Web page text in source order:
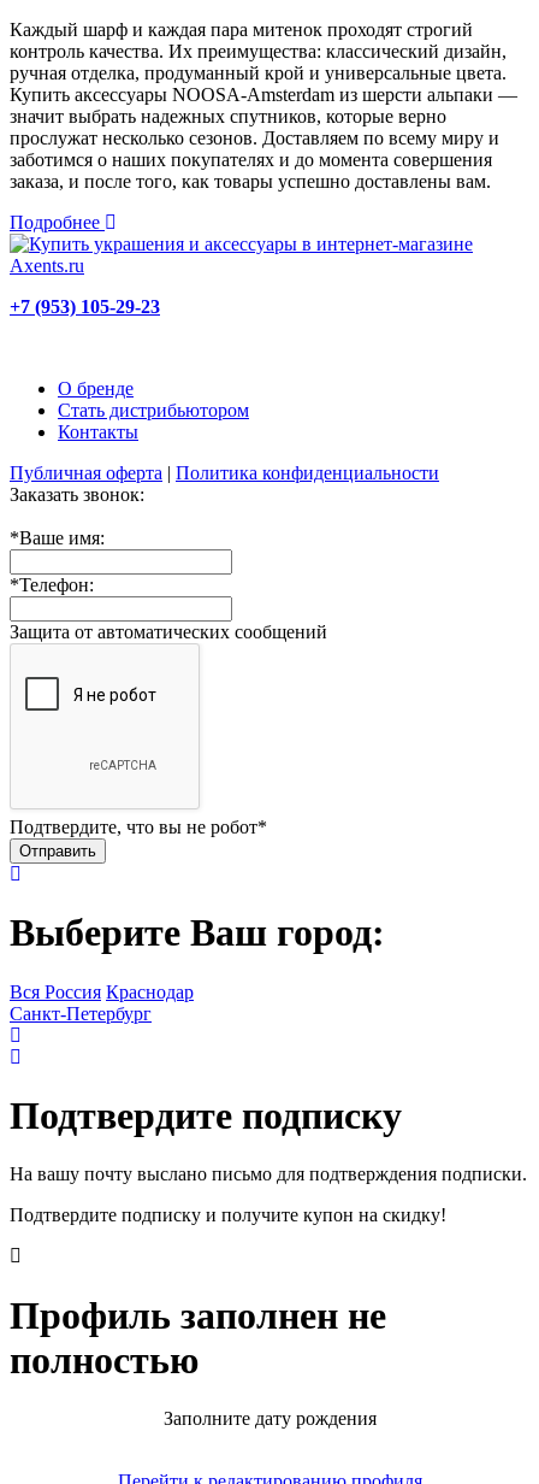
Каждый шарф и каждая пара митенок проходят строгий
контроль качества. Их преимущества: классический дизайн,
ручная отделка, продуманный крой и универсальные цвета.
Купить аксессуары NOOSA-Amsterdam из шерсти альпаки —
значит выбрать надежных спутников, которые верно
прослужат несколько сезонов. Доставляем по всему миру и
заботимся о наших покупателях и до момента совершения
заказа, и после того, как товары успешно доставлены вам.
Подробнее
+7 (953) 105-29-23
О бренде
Стать дистрибьютором
Контакты
Публичная оферта | Политика конфиденциальности
Заказать звонок:
*Ваше имя:
*Телефон:
Защита от автоматических сообщений
Подтвердите, что вы не робот*
Выберите Ваш город:
Вся Россия Краснодар
Санкт-Петербург
Подтвердите подписку
На вашу почту выслано письмо для подтверждения подписки.
Подтвердите подписку и получите купон на скидку!
Профиль заполнен не
полностью
Заполните дату рождения